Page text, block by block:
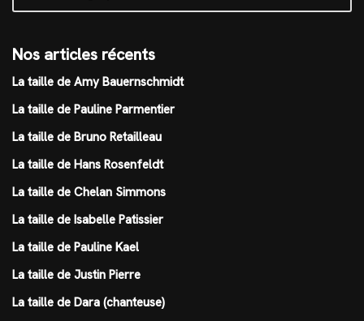
Nos articles récents
La taille de Amy Bauernschmidt
La taille de Pauline Parmentier
La taille de Bruno Retailleau
La taille de Hans Rosenfeldt
La taille de Chelan Simmons
La taille de Isabelle Patissier
La taille de Pauline Kael
La taille de Justin Pierre
La taille de Dara (chanteuse)